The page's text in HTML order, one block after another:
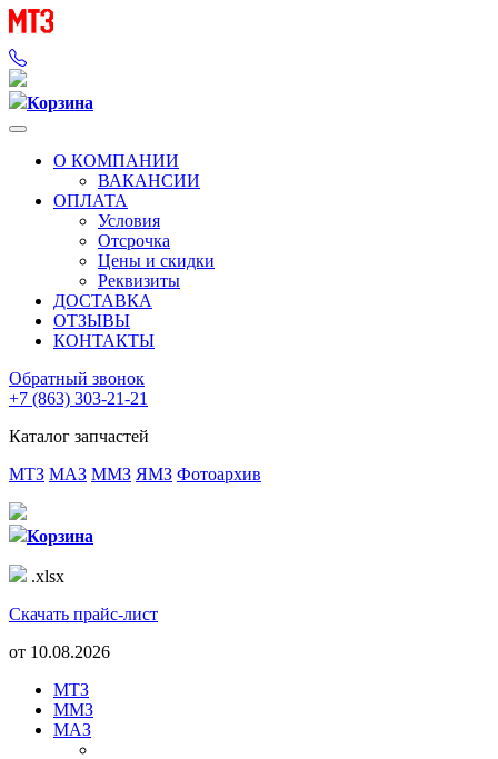
Корзина
О КОМПАНИИ
ВАКАНСИИ
ОПЛАТА
Условия
Отсрочка
Цены и скидки
Реквизиты
ДОСТАВКА
ОТЗЫВЫ
КОНТАКТЫ
Обратный звонок
+7 (863) 303-21-21
Каталог запчастей
МТЗ МАЗ ММЗ ЯМЗ Фотоархив
Корзина
.xlsx
Скачать прайс-лист
от 10.08.2026
МТЗ
ММЗ
МАЗ